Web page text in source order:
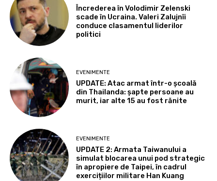
Încrederea în Volodimir Zelenski
scade în Ucraina. Valeri Zalujnîi
conduce clasamentul liderilor
politici
EVENIMENTE
UPDATE: Atac armat într-o școală
din Thailanda: șapte persoane au
murit, iar alte 15 au fost rănite
EVENIMENTE
UPDATE 2: Armata Taiwanului a
simulat blocarea unui pod strategic
în apropiere de Taipei, în cadrul
exercițiilor militare Han Kuang